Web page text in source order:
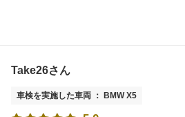
Take26さん
車検を実施した車両 ： BMW X5